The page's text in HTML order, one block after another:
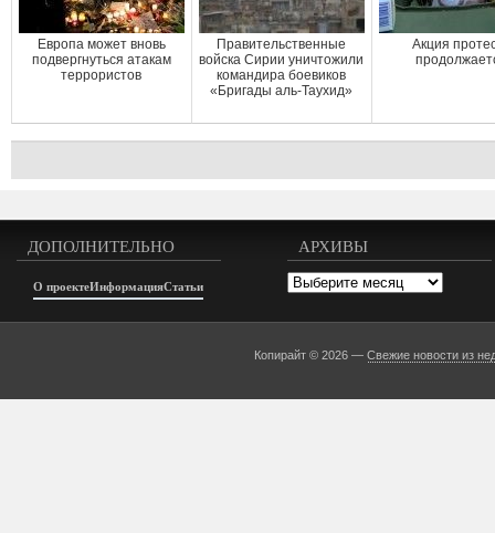
Европа может вновь
подвергнуться атакам
террористов
Правительственные
войска Сирии уничтожили
командира боевиков
«Бригады аль-Таухид»
Акция
ДОПОЛНИТЕЛЬНО
О проектеИнформацияСтатьи
АРХИВЫ
Архивы
Копирайт © 2026 —Свежие новости из